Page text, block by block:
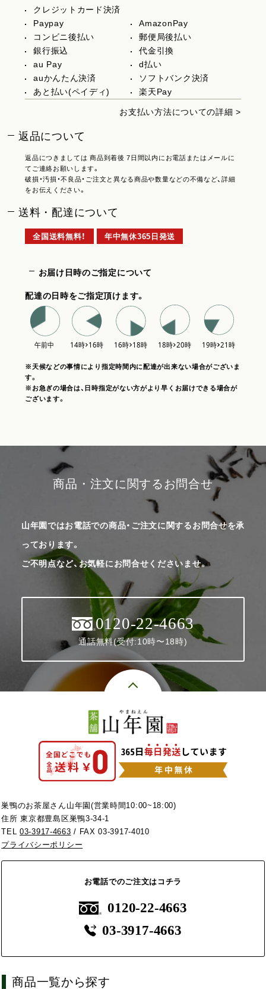
クレジットカード決済
Paypay
AmazonPay
コンビニ後払い
郵便局後払い
銀行振込
代金引換
au Pay
d払い
auかんたん決済
ソフトバンク決済
あと払い(ペイディ)
楽天Pay
お支払い方法についての詳細 >
返品について
返品につきましては 商品到着後 7日間以内にお電話またはメールに
てご連絡お願いします。
破損・汚損・不良品・ご注文と異なる商品や数量などの不備など、詳細
をお伝えください。
送料・配達について
全国送料無料！ 年中無休365日発送
お届け日時のご指定について
配達の日時をご指定頂けます。
※天候などの事情により指定時間内に配達が出来ない場合がございま
す。
※お急ぎの場合は、日時指定がない方がより早くお届けできる場合が
ございます。
商品・注文に関するお問合せ
山年園ではお電話での商品・ご注文に関するお問合せを承
っております。
ご不明点など、お気軽にお問合せくださいませ。
0120-22-4663
通話無料(受付:10時〜18時)
巣鴨のお茶屋さん山年園(営業時間10:00~18:00)
住所 東京都豊島区巣鴨3-34-1
TEL03-3917-4663 / FAX 03-3917-4010
プライバシーポリシー
お電話でのご注文はコチラ
0120-22-4663
03-3917-4663
商品一覧から探す